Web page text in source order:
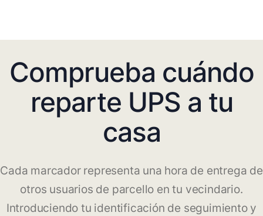
Comprueba cuándo
reparte UPS a tu
casa
Cada marcador representa una hora de entrega de
otros usuarios de parcello en tu vecindario.
Introduciendo tu identificación de seguimiento y